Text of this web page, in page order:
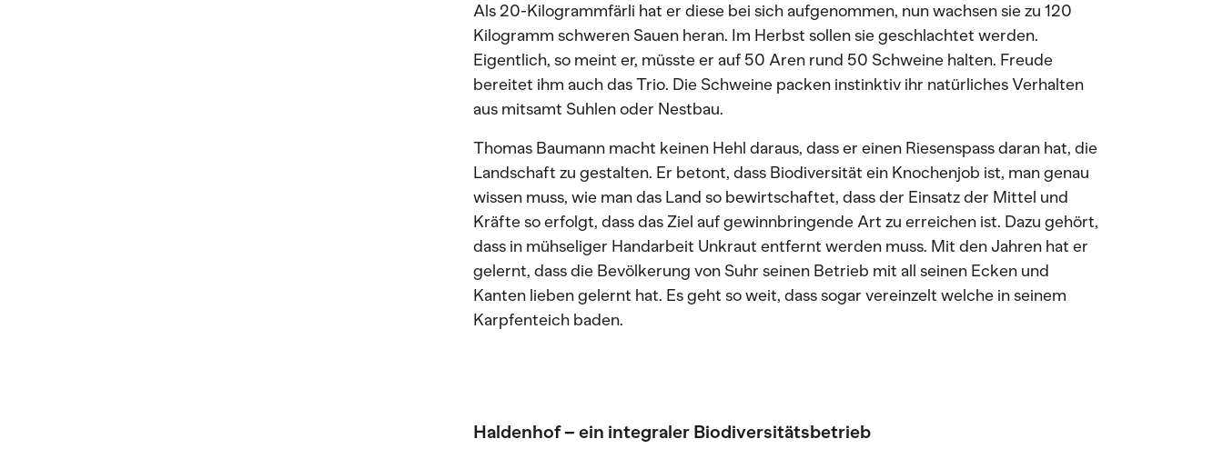
Als 20-Kilogrammfärli hat er diese bei sich aufgenommen, nun wachsen sie zu 120
Kilogramm schweren Sauen heran. Im Herbst sollen sie geschlachtet werden.
Eigentlich, so meint er, müsste er auf 50 Aren rund 50 Schweine halten. Freude
bereitet ihm auch das Trio. Die Schweine packen instinktiv ihr natürliches Verhalten
aus mitsamt Suhlen oder Nestbau.
Thomas Baumann macht keinen Hehl daraus, dass er einen Riesenspass daran hat, die
Landschaft zu gestalten. Er betont, dass Biodiversität ein Knochenjob ist, man genau
wissen muss, wie man das Land so bewirtschaftet, dass der Einsatz der Mittel und
Kräfte so erfolgt, dass das Ziel auf gewinnbringende Art zu erreichen ist. Dazu gehört,
dass in mühseliger Handarbeit Unkraut entfernt werden muss. Mit den Jahren hat er
gelernt, dass die Bevölkerung von Suhr seinen Betrieb mit all seinen Ecken und
Kanten lieben gelernt hat. Es geht so weit, dass sogar vereinzelt welche in seinem
Karpfenteich baden.
Haldenhof – ein integraler Biodiversitätsbetrieb